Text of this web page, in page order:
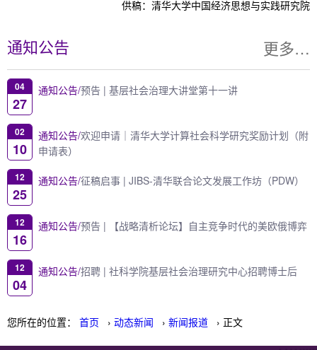
您所在的位置： 首页 › 动态新闻 › 新闻报道 › 正文
通知公告 更多…
04
27
通知公告/预告 | 基层社会治理大讲堂第十一讲
02
10
通知公告/欢迎申请｜清华大学计算社会科学研究奖励计划（附
申请表）
12
25
通知公告/征稿启事 | JIBS-清华联合论文发展工作坊（PDW）
12
16
通知公告/预告 | 【战略清析论坛】自主竞争时代的美欧俄博弈
12
04
通知公告/招聘 | 社科学院基层社会治理研究中心招聘博士后
供稿： 清华大学中国经济思想与实践研究院